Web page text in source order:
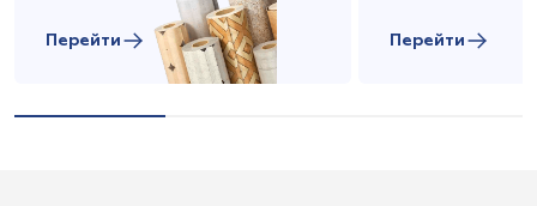
Перейти Перейти